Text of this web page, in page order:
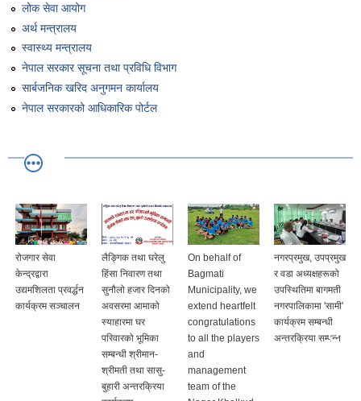
लोक सेवा आयोग
अर्थ मन्त्रालय
स्वास्थ्य मन्त्रालय
नेपाल सरकार सूचना तथा प्रविधि विभाग
सार्बजनिक खरिद अनुगमन कार्यालय
नेपाल सरकारको आधिकारिक पोर्टल
रोजगार सेवा
केन्द्रद्वारा
उद्यमशिलता प्रवर्द्धन
कार्यक्रम सञ्चालन
लैङ्गिक तथा घरेलु
हिंसा निवारण तथा
सुनौलो हजार दिनको
अवसरमा आमाको
स्याहारमा घर
परिवारको भूमिका
सम्बन्धी श्रीमान-
श्रीमती तथा सासु-
बुहारी अन्तरक्रिया
On behalf of
Bagmati
Municipality, we
extend heartfelt
congratulations
to all the players
and
management
team of the
नगरप्रमुख, उपप्रमुख
र वडा अध्यक्षहरूको
उपस्थितिमा बागमती
नगरपालिकामा 'सामी'
कार्यक्रम सम्बन्धी
अन्तरक्रिया सम्पन्न